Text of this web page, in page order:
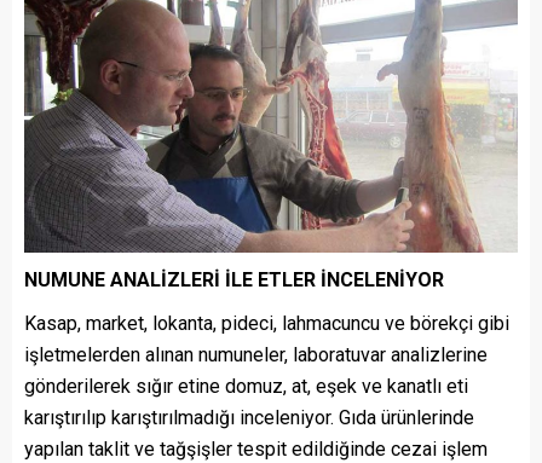
NUMUNE ANALİZLERİ İLE ETLER İNCELENİYOR
Kasap, market, lokanta, pideci, lahmacuncu ve börekçi gibi
işletmelerden alınan numuneler, laboratuvar analizlerine
gönderilerek sığır etine domuz, at, eşek ve kanatlı eti
karıştırılıp karıştırılmadığı inceleniyor. Gıda ürünlerinde
yapılan taklit ve tağşişler tespit edildiğinde cezai işlem